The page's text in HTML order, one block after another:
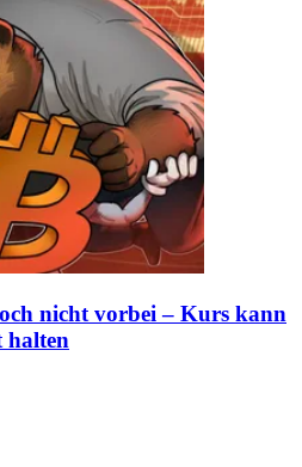
nicht vorbei – Kurs kann
halten